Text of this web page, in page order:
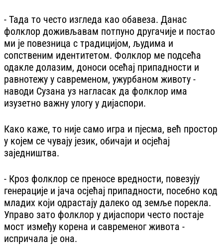
- Тада то често изгледа као обавеза. Данас
фолклор доживљавам потпуно другачије и постао
ми је повезница с традицијом, људима и
сопственим идентитетом. Фолклор ме подсећа
одакле долазим, доноси осећај припадности и
равнотежу у савременом, ужурбаном животу -
наводи Сузана уз нагласак да фолклор има
изузетно важну улогу у дијаспори.
Како каже, то није само игра и пјесма, већ простор
у којем се чувају језик, обичаји и осјећај
заједништва.
- Кроз фолклор се преносе вредности, повезују
генерације и јача осјећај припадности, посебно код
младих који одрастају далеко од земље порекла.
Управо зато фолклор у дијаспори често постаје
мост између корена и савременог живота -
испричала је она.